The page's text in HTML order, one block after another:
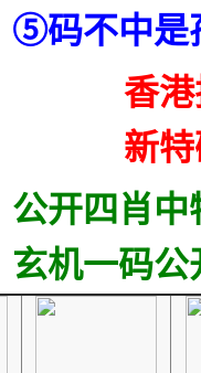
⑤码不中是
香
新
公开四肖中
玄机一码公